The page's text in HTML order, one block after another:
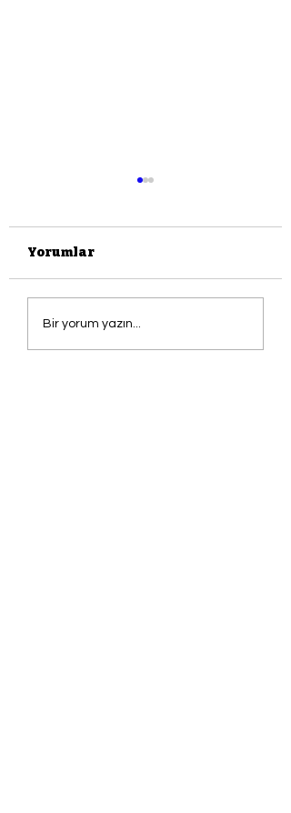
DUYGUSUDUR
SANAT
Yorumlar
Bir yorum yazın...